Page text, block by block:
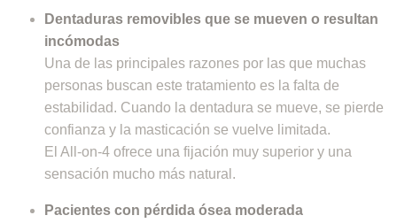
Dentaduras removibles que se mueven o resultan
incómodas
Una de las principales razones por las que muchas
personas buscan este tratamiento es la falta de
estabilidad. Cuando la dentadura se mueve, se pierde
confianza y la masticación se vuelve limitada.
El All-on-4 ofrece una fijación muy superior y una
sensación mucho más natural.
Pacientes con pérdida ósea moderada